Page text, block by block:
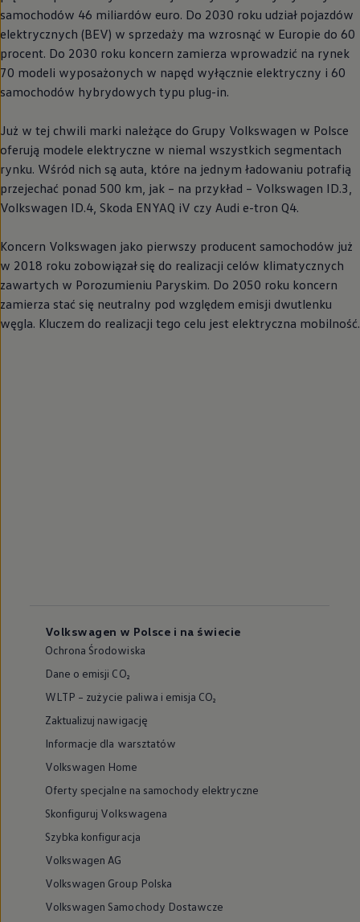
samochodów 46 miliardów euro. Do 2030 roku udział pojazdów
elektrycznych (BEV) w sprzedaży ma wzrosnąć w Europie do 60
procent. Do 2030 roku koncern zamierza wprowadzić na rynek
70 modeli wyposażonych w napęd wyłącznie elektryczny i 60
samochodów hybrydowych typu plug-in.
Już w tej chwili marki należące do Grupy Volkswagen w Polsce
oferują modele elektryczne w niemal wszystkich segmentach
rynku. Wśród nich są auta, które na jednym ładowaniu potrafią
przejechać ponad 500 km, jak – na przykład – Volkswagen ID.3,
Volkswagen ID.4, Skoda ENYAQ iV czy Audi e-tron Q4.
Koncern Volkswagen jako pierwszy producent samochodów już
w 2018 roku zobowiązał się do realizacji celów klimatycznych
zawartych w Porozumieniu Paryskim. Do 2050 roku koncern
zamierza stać się neutralny pod względem emisji dwutlenku
węgla. Kluczem do realizacji tego celu jest elektryczna mobilność.
Volkswagen w Polsce i na świecie
Ochrona Środowiska
Dane o emisji CO₂
WLTP – zużycie paliwa i emisja CO₂
Zaktualizuj nawigację
Informacje dla warsztatów
Volkswagen Home
Oferty specjalne na samochody elektryczne
Skonfiguruj Volkswagena
Szybka konfiguracja
Volkswagen AG
Volkswagen Group Polska
Volkswagen Samochody Dostawcze